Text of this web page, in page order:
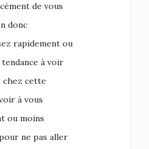
de vous
donc
rapidement ou
à voir
chez cette
à vous
ou moins
ne pas aller